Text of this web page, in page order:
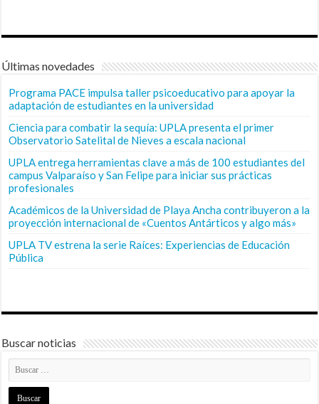
Últimas novedades
Programa PACE impulsa taller psicoeducativo para apoyar la
adaptación de estudiantes en la universidad
Ciencia para combatir la sequía: UPLA presenta el primer
Observatorio Satelital de Nieves a escala nacional
UPLA entrega herramientas clave a más de 100 estudiantes del
campus Valparaíso y San Felipe para iniciar sus prácticas
profesionales
Académicos de la Universidad de Playa Ancha contribuyeron a la
proyección internacional de «Cuentos Antárticos y algo más»
UPLA TV estrena la serie Raíces: Experiencias de Educación
Pública
Buscar noticias